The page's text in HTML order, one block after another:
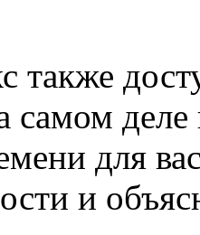
также
самом
для
и